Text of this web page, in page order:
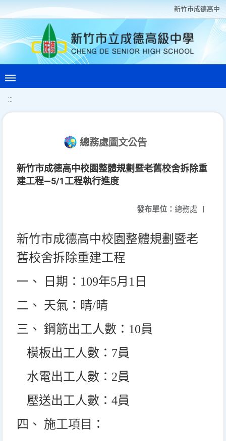
新竹巿成德高中
:::
總務處圖文公告
新竹市成德高中校園整體規劃暨老舊校舍拆除重
建工程—5/1工程執行進度
發布單位： 總務處 |
新竹市成德高中校園整體規劃暨老
舊校舍拆除重建工程
一、 日期：109年5月1日
二、 天氣：晴/晴
三、 鋼筋出工人數：10員
模板出工人數：7員
水電出工人數：2員
壓送出工人數：4員
四、 施工項目：